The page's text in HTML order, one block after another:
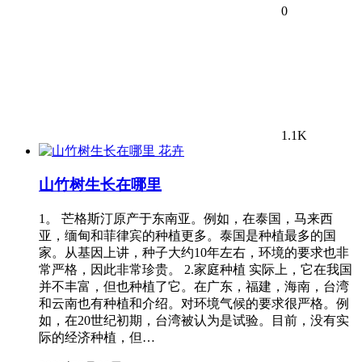
0
1.1K
花卉
山竹树生长在哪里
1。 芒格斯汀原产于东南亚。例如，在泰国，马来西
亚，缅甸和菲律宾的种植更多。泰国是种植最多的国
家。从基因上讲，种子大约10年左右，环境的要求也非
常严格，因此非常珍贵。 2.家庭种植 实际上，它在我国
并不丰富，但也种植了它。在广东，福建，海南，台湾
和云南也有种植和介绍。对环境气候的要求很严格。例
如，在20世纪初期，台湾被认为是试验。目前，没有实
际的经济种植，但…